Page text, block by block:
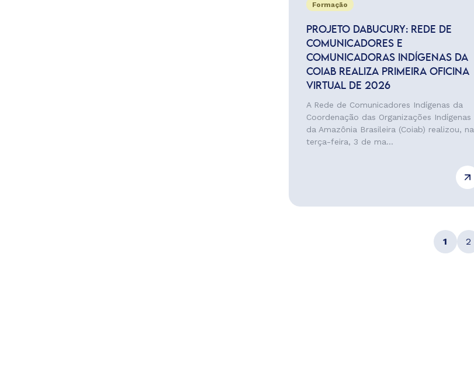
Formação
PROJETO DABUCURY: REDE DE
COMUNICADORES E
COMUNICADORAS INDÍGENAS DA
COIAB REALIZA PRIMEIRA OFICINA
VIRTUAL DE 2026
A Rede de Comunicadores Indígenas da
Coordenação das Organizações Indígenas
da Amazônia Brasileira (Coiab) realizou, na
terça-feira, 3 de ma...
1 2